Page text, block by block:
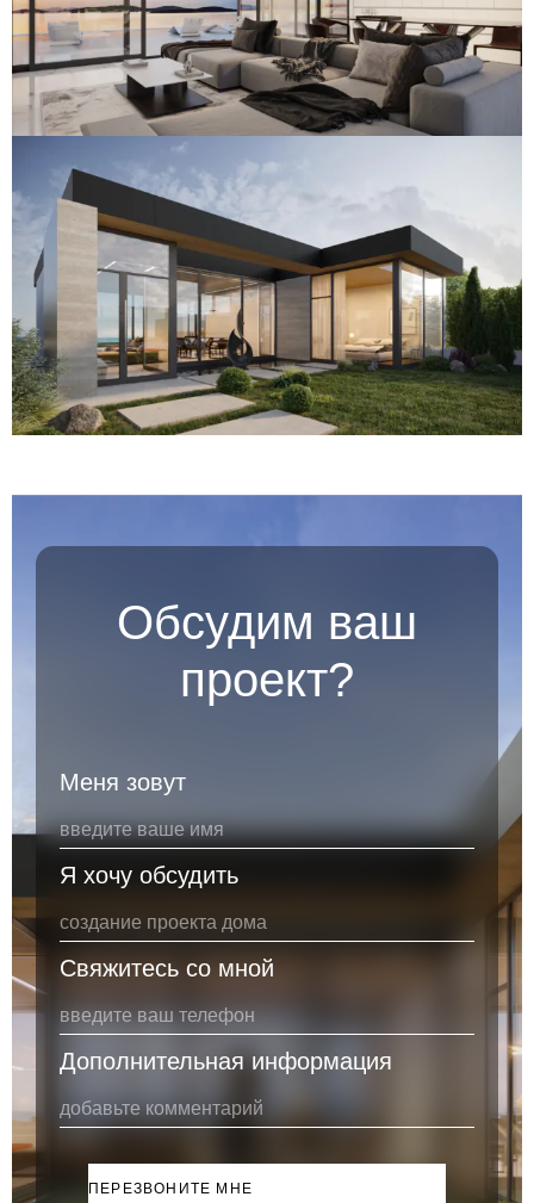
Обсудим ваш
проект?
Меня зовут
Я хочу обсудить
Свяжитесь со мной
Дополнительная информация
ПЕРЕЗВОНИТЕ МНЕ